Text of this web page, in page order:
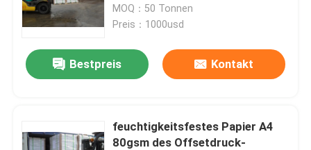
MOQ：50 Tonnen
Preis：1000usd
Bestpreis Kontakt
feuchtigkeitsfestes Papier A4
80gsm des Offsetdruck-